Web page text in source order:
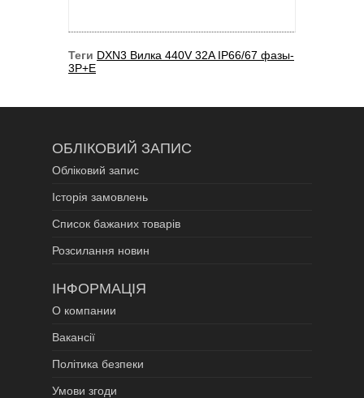
Теги DXN3 Вилка 440V 32A IP66/67 фазы-
3P+E
ОБЛІКОВИЙ ЗАПИС
Обліковий запис
Історія замовлень
Список бажаних товарів
Розсилання новин
ІНФОРМАЦІЯ
О компании
Вакансії
Політика безпеки
Умови згоди